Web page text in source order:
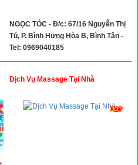
NGỌC TÓC - Đ/c: 67/16 Nguyễn Thị
Tú, P. Bình Hưng Hòa B, Bình Tân -
Tel: 0969040185
Dịch Vụ Massage Tại Nhà